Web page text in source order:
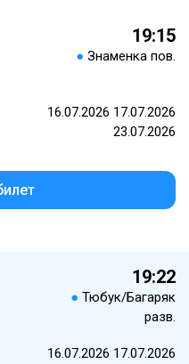
19:15
● Знаменка пов.
16.07.2026 17.07.2026
23.07.2026
19:22
● Тюбук/Багаряк
разв.
16.07.2026 17.07.2026